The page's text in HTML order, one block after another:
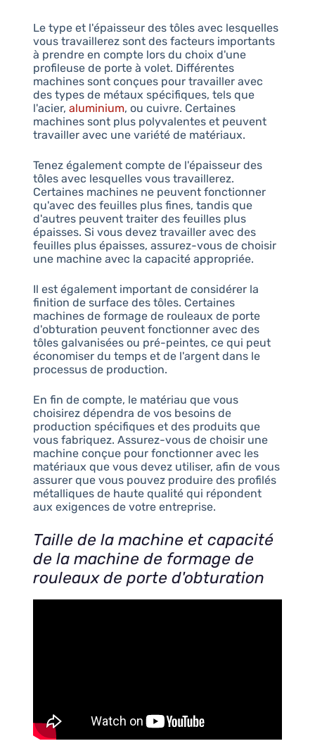
Le type et l'épaisseur des tôles avec lesquelles
vous travaillerez sont des facteurs importants
à prendre en compte lors du choix d'une
profileuse de porte à volet. Différentes
machines sont conçues pour travailler avec
des types de métaux spécifiques, tels que
l'acier, aluminium, ou cuivre. Certaines
machines sont plus polyvalentes et peuvent
travailler avec une variété de matériaux.
Tenez également compte de l'épaisseur des
tôles avec lesquelles vous travaillerez.
Certaines machines ne peuvent fonctionner
qu'avec des feuilles plus fines, tandis que
d'autres peuvent traiter des feuilles plus
épaisses. Si vous devez travailler avec des
feuilles plus épaisses, assurez-vous de choisir
une machine avec la capacité appropriée.
Il est également important de considérer la
finition de surface des tôles. Certaines
machines de formage de rouleaux de porte
d'obturation peuvent fonctionner avec des
tôles galvanisées ou pré-peintes, ce qui peut
économiser du temps et de l'argent dans le
processus de production.
En fin de compte, le matériau que vous
choisirez dépendra de vos besoins de
production spécifiques et des produits que
vous fabriquez. Assurez-vous de choisir une
machine conçue pour fonctionner avec les
matériaux que vous devez utiliser, afin de vous
assurer que vous pouvez produire des profilés
métalliques de haute qualité qui répondent
aux exigences de votre entreprise.
Taille de la machine et capacité
de la machine de formage de
rouleaux de porte d'obturation